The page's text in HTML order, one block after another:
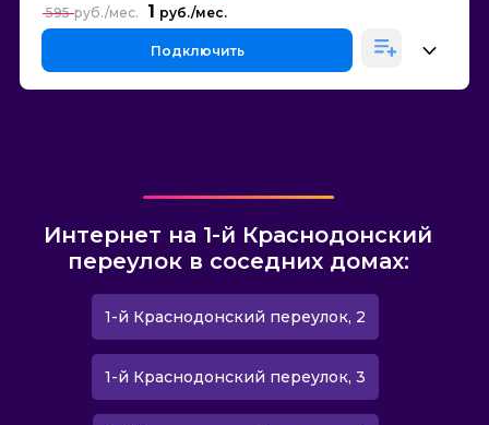
1
595
Подключить
Интернет на 1-й Краснодонский
переулок в соседних домах:
1-й Краснодонский переулок, 2
1-й Краснодонский переулок, 3